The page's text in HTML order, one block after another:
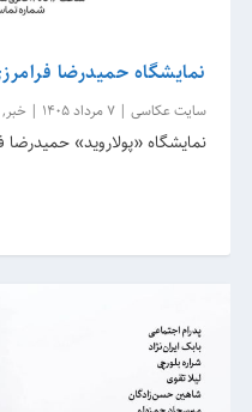
نمایشگاه حمیدرضا
سایت عکاسی |7 مرداد 1405 | خبر
نمایشگاه «پولاروید» حمیدرضا فرامرزی تا 23